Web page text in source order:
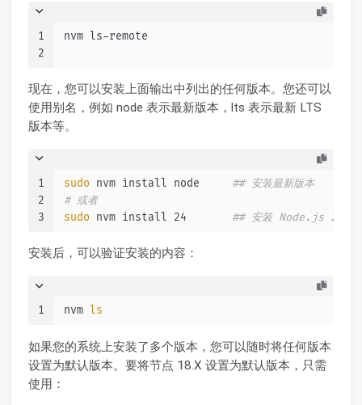
1
2
nvm ls-remote
现在，您可以安装上面输出中列出的任何版本。您还可以
使用别名，例如 node 表示最新版本，lts 表示最新 LTS
版本等。
1
2
3
sudo nvm install node ## 安装最新版本
# 或者
sudo nvm install 24 ## 安装 Node.js 24.X
安装后，可以验证安装的内容：
1 nvm ls
如果您的系统上安装了多个版本，您可以随时将任何版本
设置为默认版本。要将节点 18.X 设置为默认版本，只需
使用：